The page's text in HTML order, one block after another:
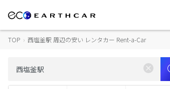
TOP › 西塩釜駅 周辺の安い レンタカー Rent-a-Car